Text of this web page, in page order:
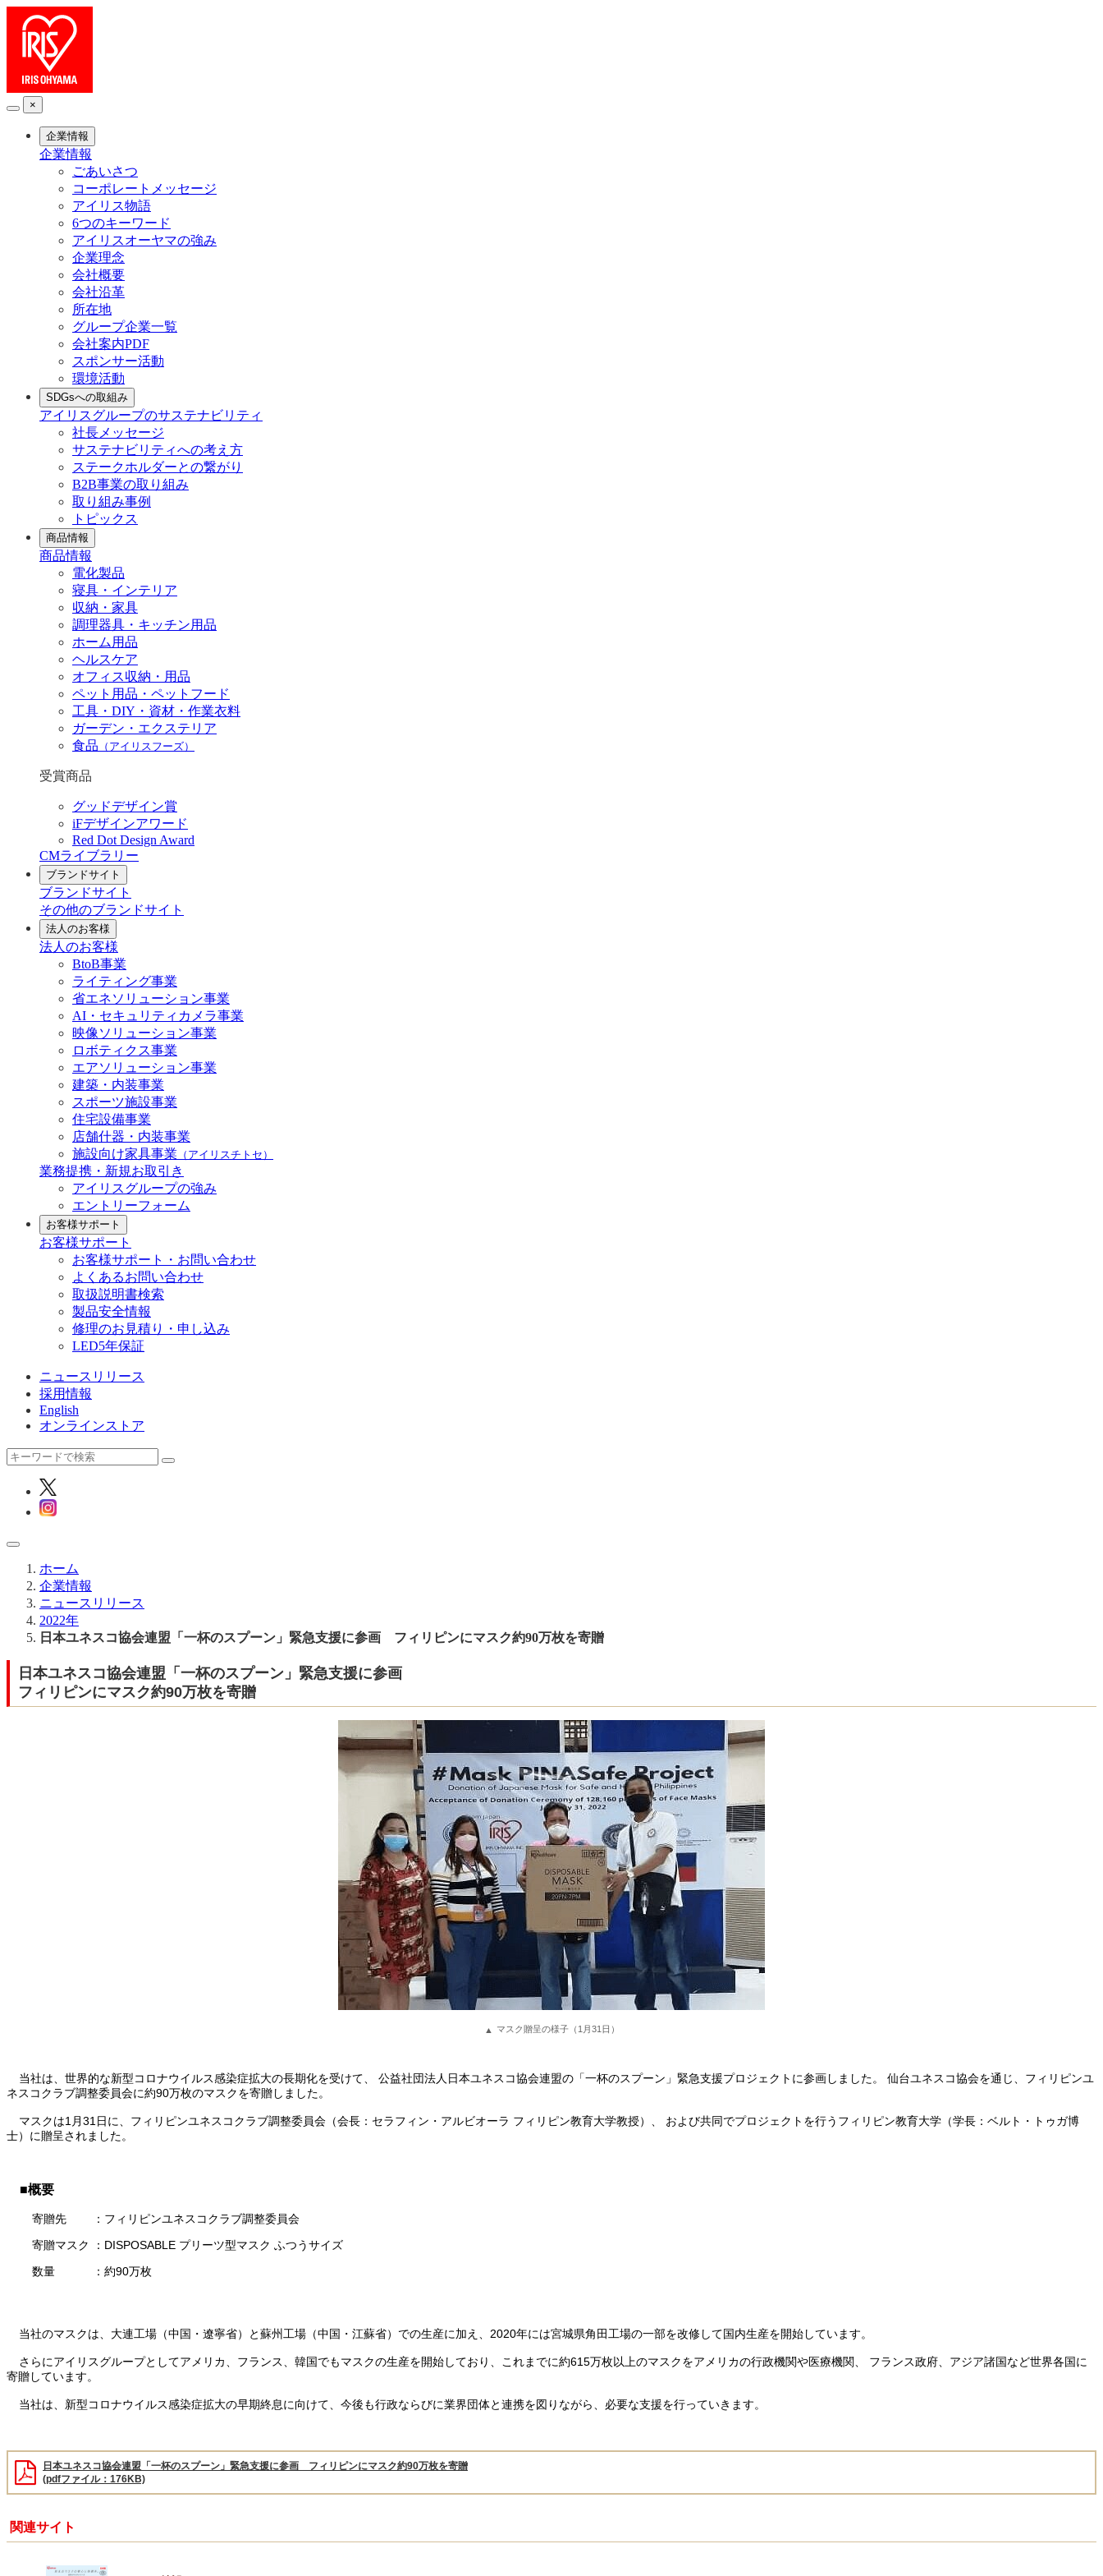
×
企業情報
企業情報
ごあいさつ
コーポレートメッセージ
アイリス物語
6つのキーワード
アイリスオーヤマの強み
企業理念
会社概要
会社沿革
所在地
グループ企業一覧
会社案内PDF
スポンサー活動
環境活動
SDGsへの取組み
アイリスグループのサステナビリティ
社長メッセージ
サステナビリティへの考え方
ステークホルダーとの繋がり
B2B事業の取り組み
取り組み事例
トピックス
商品情報
商品情報
電化製品
寝具・インテリア
収納・家具
調理器具・キッチン用品
ホーム用品
ヘルスケア
オフィス収納・用品
ペット用品・ペットフード
工具・DIY・資材・作業衣料
ガーデン・エクステリア
食品 （アイリスフーズ）
受賞商品
グッドデザイン賞
iFデザインアワード
Red Dot Design Award
CMライブラリー
ブランドサイト
ブランドサイト
その他のブランドサイト
法人のお客様
法人のお客様
BtoB事業
ライティング事業
省エネソリューション事業
AI・セキュリティカメラ事業
映像ソリューション事業
ロボティクス事業
エアソリューション事業
建築・内装事業
スポーツ施設事業
住宅設備事業
店舗什器・内装事業
施設向け家具事業 （アイリスチトセ）
業務提携・新規お取引き
アイリスグループの強み
エントリーフォーム
お客様サポート
お客様サポート
お客様サポート・お問い合わせ
よくあるお問い合わせ
取扱説明書検索
製品安全情報
修理のお見積り・申し込み
LED5年保証
ニュースリリース
採用情報
English
オンラインストア
ホーム
企業情報
ニュースリリース
2022年
日本ユネスコ協会連盟「一杯のスプーン」緊急支援に参画 フィリピンにマスク約90万枚を寄贈
日本ユネスコ協会連盟「一杯のスプーン」緊急支援に参画
フィリピンにマスク約90万枚を寄贈
マスク贈呈の様子（1月31日）
当社は、世界的な新型コロナウイルス感染症拡大の長期化を受けて、 公益社団法人日本ユネスコ協会連盟の「一杯のスプーン」緊急支援プロジェクトに参画しました。 仙台ユネスコ協会を通じ、フィリピンユ
ネスコクラブ調整委員会に約90万枚のマスクを寄贈しました。
マスクは1月31日に、フィリピンユネスコクラブ調整委員会（会長：セラフィン・アルビオーラ フィリピン教育大学教授）、 および共同でプロジェクトを行うフィリピン教育大学（学長：ベルト・トゥガ博
士）に贈呈されました。
■概要
寄贈先 ：フィリピンユネスコクラブ調整委員会
寄贈マスク ：DISPOSABLE プリーツ型マスク ふつうサイズ
数量 ：約90万枚
当社のマスクは、大連工場（中国・遼寧省）と蘇州工場（中国・江蘇省）での生産に加え、2020年には宮城県角田工場の一部を改修して国内生産を開始しています。
さらにアイリスグループとしてアメリカ、フランス、韓国でもマスクの生産を開始しており、これまでに約615万枚以上のマスクをアメリカの行政機関や医療機関、 フランス政府、アジア諸国など世界各国に
寄贈しています。
当社は、新型コロナウイルス感染症拡大の早期終息に向けて、今後も行政ならびに業界団体と連携を図りながら、必要な支援を行っていきます。
日本ユネスコ協会連盟「一杯のスプーン」緊急支援に参画 フィリピンにマスク約90万枚を寄贈
(pdfファイル：176KB)
関連サイト